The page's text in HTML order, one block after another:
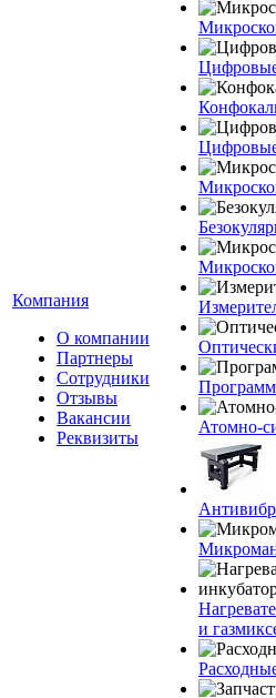
Компания
О компании
Партнеры
Сотрудники
Отзывы
Вакансии
Реквизиты
Атомно-
и